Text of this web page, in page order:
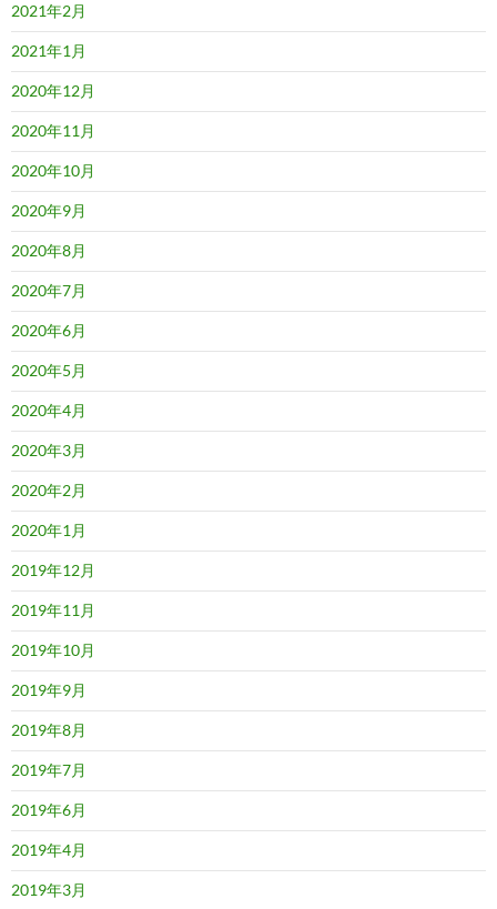
2021年2月
2021年1月
2020年12月
2020年11月
2020年10月
2020年9月
2020年8月
2020年7月
2020年6月
2020年5月
2020年4月
2020年3月
2020年2月
2020年1月
2019年12月
2019年11月
2019年10月
2019年9月
2019年8月
2019年7月
2019年6月
2019年4月
2019年3月